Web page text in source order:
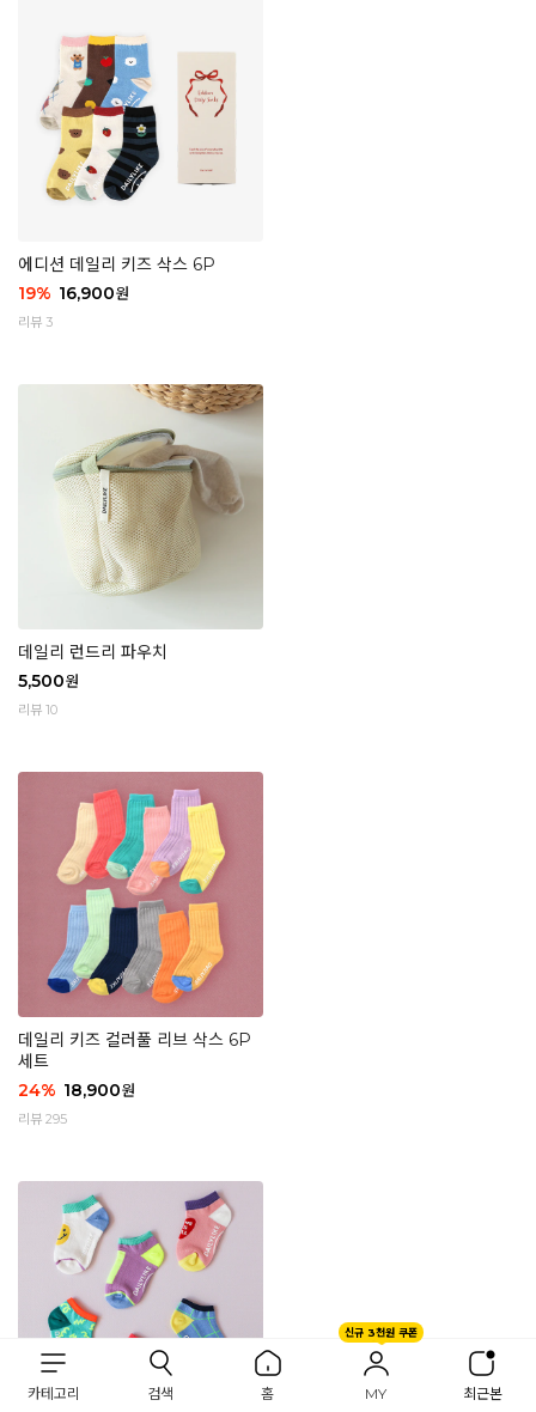
카테고리 검색 홈
신규 3천원 쿠폰
MY 최근본
에디션 데일리 키즈 삭스 6P
19% 16,900원
리뷰 3
데일리 런드리 파우치
5,500원
리뷰 10
데일리 키즈 컬러풀 리브 삭스 6P
세트
24% 18,900원
리뷰 295